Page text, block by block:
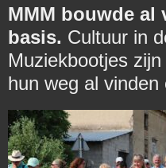
MMM bouwde al
basis. Cultuur in
Muziekbootjes
hun weg al